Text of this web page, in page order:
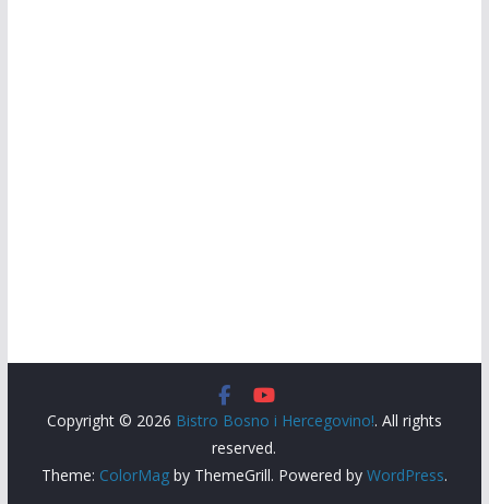
Copyright © 2026 Bistro Bosno i Hercegovino!. All rights
reserved.
Theme: ColorMagby ThemeGrill. Powered by WordPress.